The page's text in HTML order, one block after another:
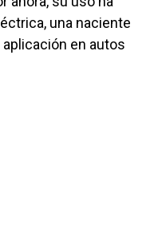
una naciente
en autos